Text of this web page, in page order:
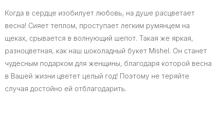
Когда в сердце изобилует любовь, на душе расцветает
весна! Сияет теплом, проступает легким румянцем на
щеках, срывается в волнующий шепот. Такая же яркая,
разноцветная, как наш шоколадный букет Mishel. Он станет
чудесным подарком для женщины, благодаря которой весна
в Вашей жизни цветет целый год! Поэтому не теряйте
случая достойно ей отблагодарить.